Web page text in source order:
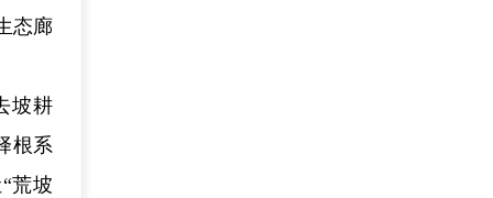
态廊
坡耕
根系
荒坡